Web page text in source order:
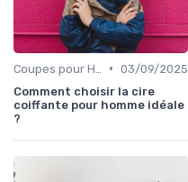
• 03/09/2025
Comment choisir la cire
coiffante pour homme idéale
?